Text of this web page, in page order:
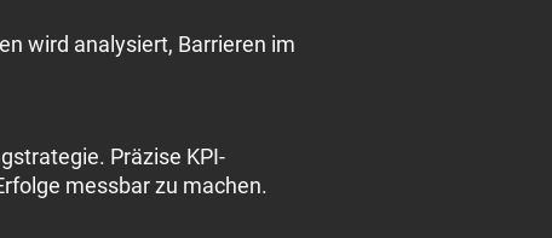
wird analysiert, Barrieren im
Präzise KPI-
messbar zu machen.